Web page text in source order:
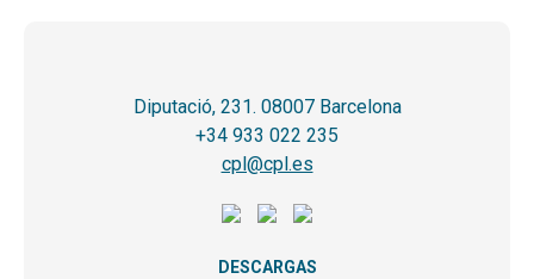
Diputació, 231. 08007 Barcelona
+34 933 022 235
cpl@cpl.es
DESCARGAS